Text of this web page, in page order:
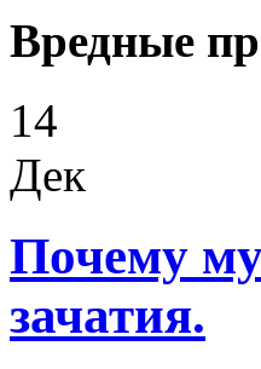
Вредные
14
Дек
Почему
зачатия.